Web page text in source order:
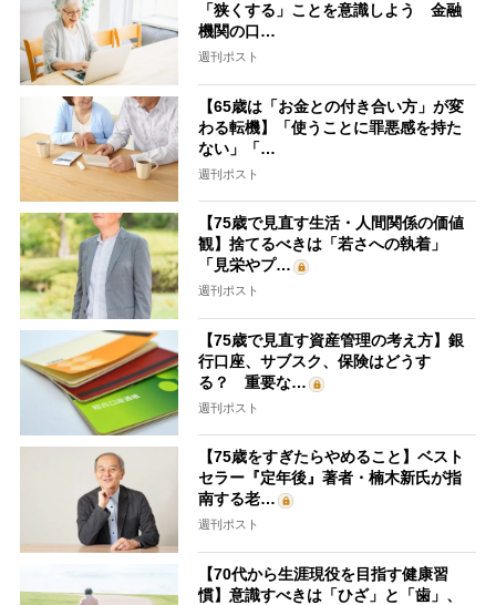
「狭くする」ことを意識しよう 金融
機関の口…
週刊ポスト
【65歳は「お金との付き合い方」が変
わる転機】「使うことに罪悪感を持た
ない」「…
週刊ポスト
【75歳で見直す生活・人間関係の価値
観】捨てるべきは「若さへの執着」
「見栄やプ…
週刊ポスト
【75歳で見直す資産管理の考え方】銀
行口座、サブスク、保険はどうす
る？ 重要な…
週刊ポスト
【75歳をすぎたらやめること】ベスト
セラー『定年後』著者・楠木新氏が指
南する老…
週刊ポスト
【70代から生涯現役を目指す健康習
慣】意識すべきは「ひざ」と「歯」、